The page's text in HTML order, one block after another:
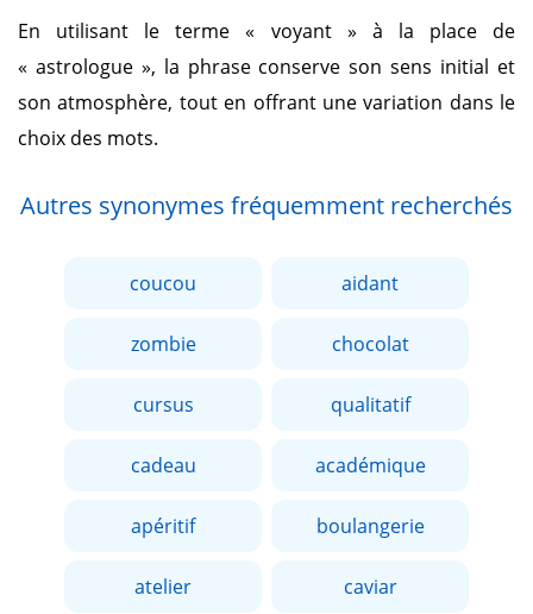
En utilisant le terme« voyant » à la place de
« astrologue », la phrase conserve son sens initial et
son atmosphère, tout en offrant une variation dans le
choix des mots.
Autres synonymes fréquemment recherchés
coucou aidant
zombie chocolat
cursus qualitatif
cadeau académique
apéritif boulangerie
atelier caviar